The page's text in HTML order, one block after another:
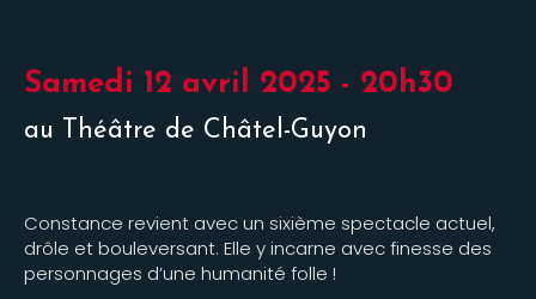
Samedi 12 avril 2025 - 20h30
au Théâtre de Châtel-Guyon
Constance revient avec un sixième spectacle actuel,
drôle et bouleversant. Elle y incarne avec finesse des
personnages d’une humanité folle !